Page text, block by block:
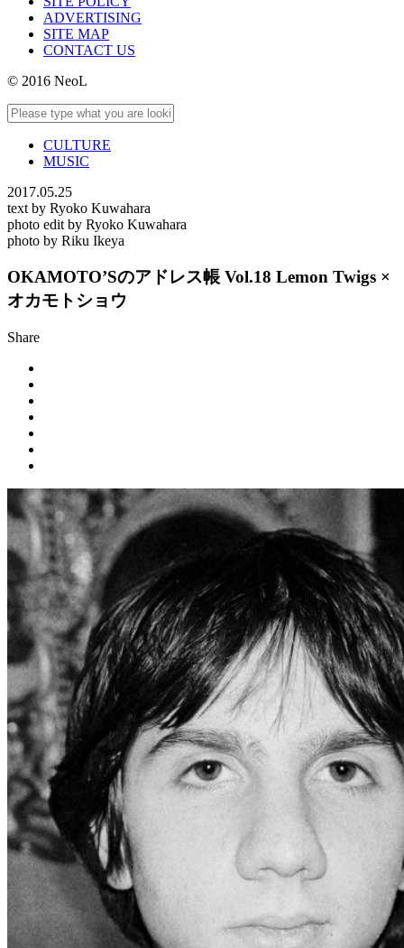
ADVERTISING
SITE MAP
CONTACT US
© 2016 NeoL
CULTURE
MUSIC
2017.05.25
text by Ryoko Kuwahara
photo edit by Ryoko Kuwahara
photo by Riku Ikeya
OKAMOTO’Sのアドレス帳 Vol.18 Lemon Twigs ×
オカモトショウ
Share